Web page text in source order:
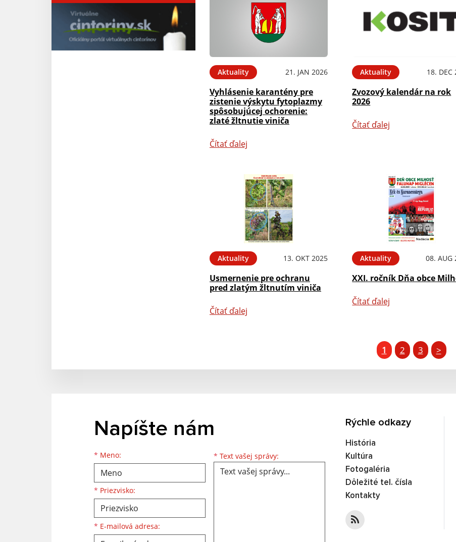
Aktuality 21. JAN 2026
Vyhlásenie karantény pre
zistenie výskytu fytoplazmy
spôsobujúcej ochorenie:
zlaté žltnutie viniča
Čítať ďalej
Aktuality 18. DEC
Zvozový kalendár na rok
2026
Čítať ďalej
Aktuality 13. OKT 2025
Usmernenie pre ochranu
pred zlatým žltnutím viniča
Čítať ďalej
Aktuality 08. AUG
XXI. ročník Dňa obce
Čítať ďalej
1 2 3 >
Napíšte nám
* Meno:
Meno
* Priezvisko:
Priezvisko
* E-mailová adresa:
E-mailová adresa * Text vašej správy: Text vašej správy...
Rýchle odkazy
História
Kultúra
Fotogaléria
Dôležité tel. čísla
Kontakty